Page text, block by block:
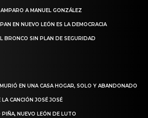
A MANUEL GONZÁLEZ
EN NUEVO LEÓN ES LA DEMOCRACIA
BRONCO SIN PLAN DE SEGURIDAD
EN UNA CASA HOGAR, SOLO Y ABANDONADO
LA CANCIÓN JOSÉ JOSÉ
PIÑA, NUEVO LEÓN DE LUTO